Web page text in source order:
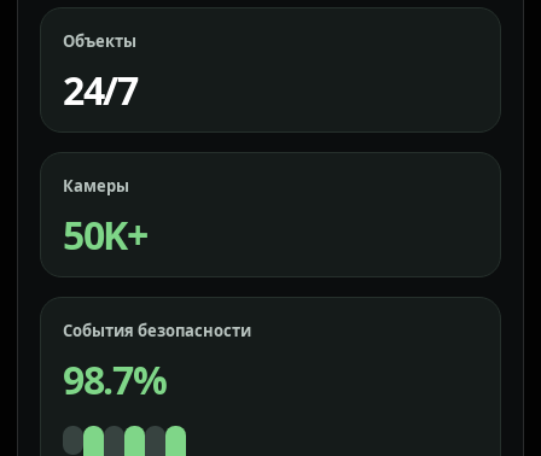
Объекты
24/7
Камеры
50K+
События безопасности
98.7%